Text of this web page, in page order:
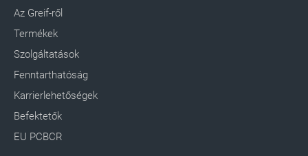
Az Greif-ről
Termékek
Szolgáltatások
Fenntarthatóság
Karrierlehetőségek
Befektetők
EU PCBCR